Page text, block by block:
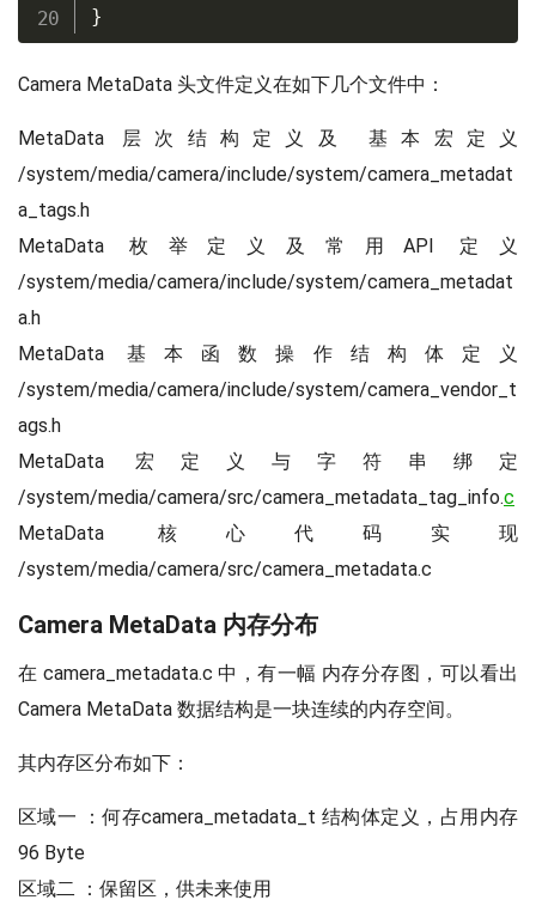
}
Camera MetaData 头文件定义在如下几个文件中：
MetaData 层次结构定义及 基本宏定义
/system/media/camera/include/system/camera_metadat
a_tags.h
MetaData 枚举定义及常用API 定义
/system/media/camera/include/system/camera_metadat
a.h
MetaData 基本函数操作结构体定义
/system/media/camera/include/system/camera_vendor_t
ags.h
MetaData 宏定义与字符串绑定
/system/media/camera/src/camera_metadata_tag_info.c
MetaData 核心代码实现
/system/media/camera/src/camera_metadata.c
Camera MetaData 内存分布
在 camera_metadata.c 中，有一幅 内存分存图，可以看出
Camera MetaData 数据结构是一块连续的内存空间。
其内存区分布如下：
区域一 ：何存camera_metadata_t 结构体定义，占用内存
96 Byte
区域二 ：保留区，供未来使用